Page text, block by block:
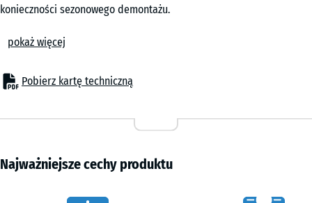
konieczności sezonowego demontażu.
Krawędzie wyposażone w łączenie typu puzzle umożliwiają szybkie
miejscu bez klejenia i bez mocowania mechanicznego. Układ można
w razie potrzeby zmieniać, a pojedyncze elementy wymieniać bez
Łatwa instalacja na różnych podłożach
kostka brukowa czy asfalt. W przypadku podłoży przepuszczalnych
sprawdza się podsypka z kruszywa lub kratki stabilizujące z
pokaż więcej
Pobierz kartę techniczną
50
cm
0,25
+ 13,80 zł
Najważniejsze cechy produktu